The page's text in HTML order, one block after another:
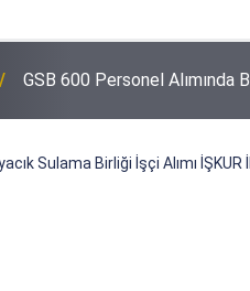
GSB 600 Personel Alımında
Sulama Birliği İşçi Alımı İŞKUR